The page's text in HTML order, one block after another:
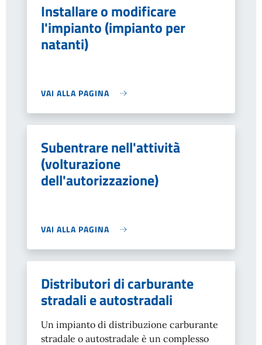
Installare o modificare
l'impianto (impianto per
natanti)
VAI ALLA PAGINA
Subentrare nell'attività
(volturazione
dell'autorizzazione)
VAI ALLA PAGINA
Distributori di carburante
stradali e autostradali
Un impianto di distribuzione carburante
stradale o autostradale è un complesso